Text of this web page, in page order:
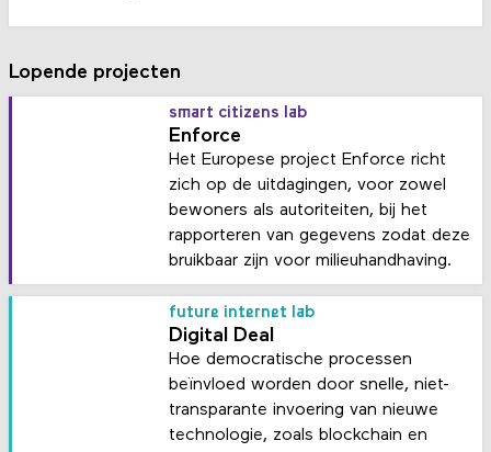
Lopende projecten
smart citizens lab
Enforce
Het Europese project Enforce richt
zich op de uitdagingen, voor zowel
bewoners als autoriteiten, bij het
rapporteren van gegevens zodat deze
bruikbaar zijn voor milieuhandhaving.
future internet lab
Digital Deal
Hoe democratische processen
beïnvloed worden door snelle, niet-
transparante invoering van nieuwe
technologie, zoals blockchain en